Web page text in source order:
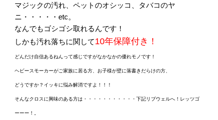
マジックの汚れ、ペットのオシッコ、タバコのヤ
ニ・・・・・etc。
なんでもゴシゴシ取れるんです！
しかも汚れ落ちに関して10年保障付き！
どんだけ自信あるねんって感じですがなかなかの優れモノです！
ヘビースモーカーがご家族に居る方、お子様が壁に落書きだらけの方、
どうですか？イッキに悩み解消ですよ！！！
そんなクロスに興味のある方は・・・・・・・・・・・下記リブウェルへ！レッツゴ
ーーー！。